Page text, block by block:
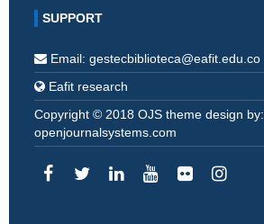
SUPPORT
Email: gestecbiblioteca@eafit.edu.co
Eafit research
Copyright © 2018 OJS theme design by:
openjournalsystems.com